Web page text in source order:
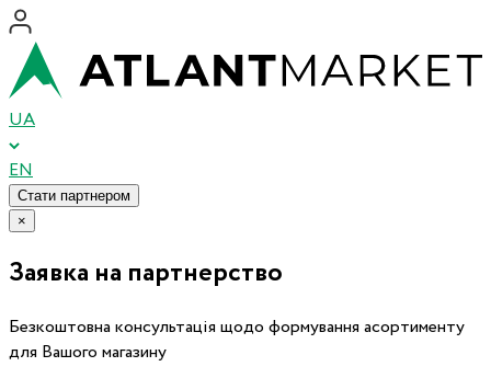
UA
EN
Стати партнером
×
Заявка на партнерство
Безкоштовна консультація щодо формування асортименту
для Вашого магазину